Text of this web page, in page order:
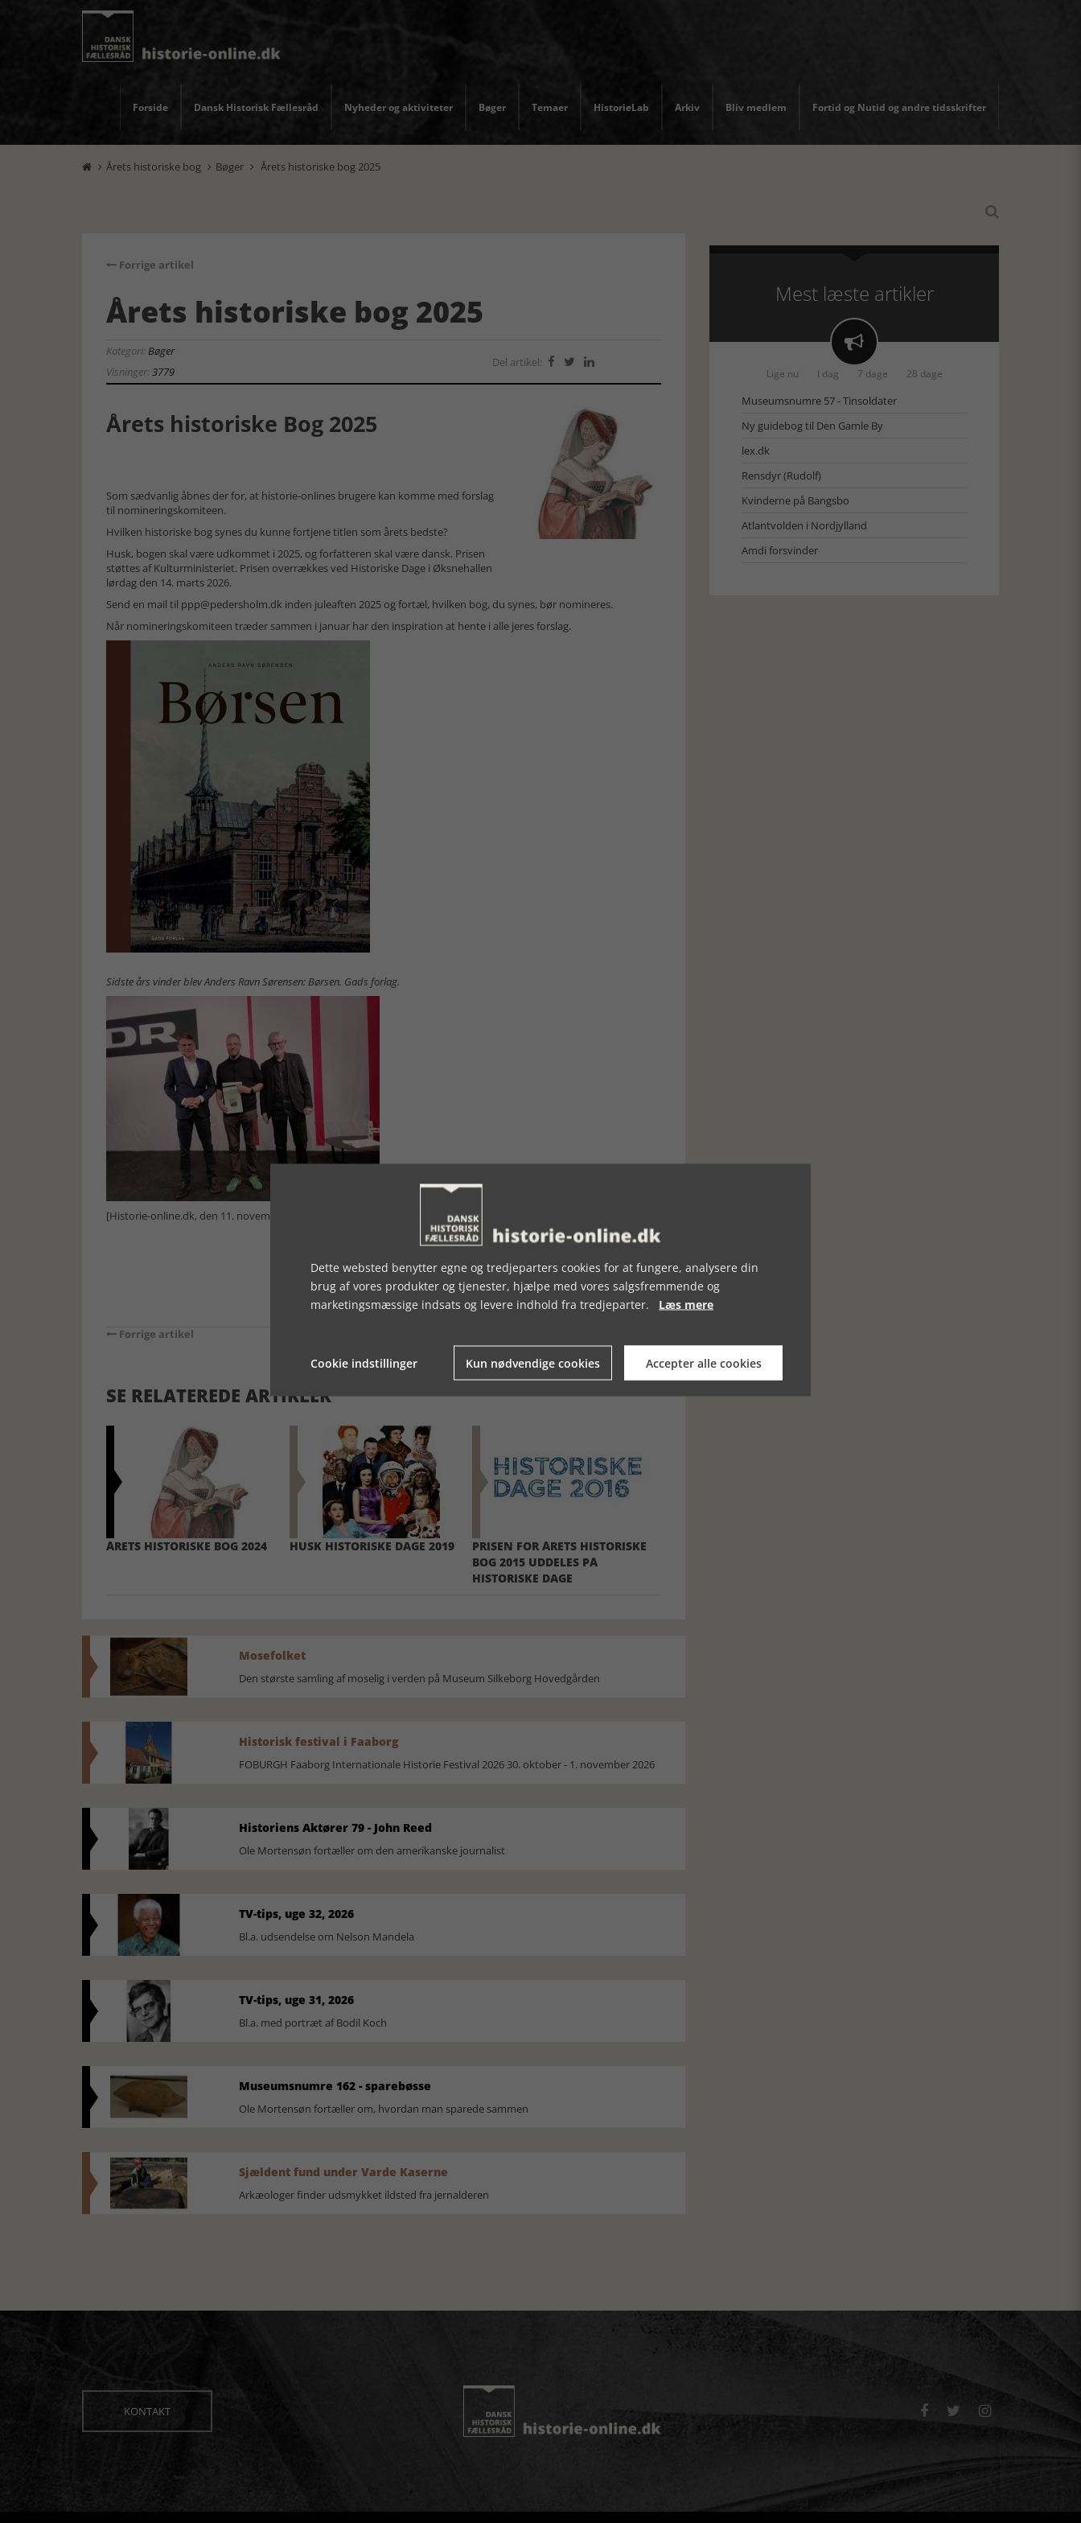
Forside Dansk Historisk Fællesråd Nyheder og aktiviteter Bøger Temaer HistorieLab Arkiv Bliv medlem Fortid og Nutid og andre tidsskrifter
 Årets historiske bog  Bøger  Årets historiske bog 2025

Forrige artikel
Årets historiske bog 2025
Kategori:Bøger
Visninger:3779
Del artikel:   
Årets historiske Bog 2025
Som sædvanlig åbnes der for, at historie-onlines brugere kan komme med forslag
til nomineringskomiteen.
Hvilken historiske bog synes du kunne fortjene titlen som årets bedste?
Husk, bogen skal være udkommet i 2025, og forfatteren skal være dansk. Prisen
støttes af Kulturministeriet. Prisen overrækkes ved Historiske Dage i Øksnehallen
lørdag den 14. marts 2026.
Send en mail til ppp@pedersholm.dk inden juleaften 2025 og fortæl, hvilken bog, du synes, bør nomineres.
Når nomineringskomiteen træder sammen i januar har den inspiration at hente i alle jeres forslag.
Sidste års vinder blev Anders Ravn Sørensen: Børsen. Gads forlag.
[Historie-online.dk, den 11. november 2025]
Forrige artikel
SE RELATEREDE ARTIKLER
ÅRETS HISTORISKE BOG 2024 HUSK HISTORISKE DAGE 2019
PRISEN FOR ÅRETS HISTORISKE
BOG 2015 UDDELES PÅ
HISTORISKE DAGE
Mosefolket
Den største samling af moselig i verden på Museum Silkeborg Hovedgården
Historisk festival i Faaborg
FOBURGH Faaborg Internationale Historie Festival 2026 30. oktober - 1. november 2026
Historiens Aktører 79 - John Reed
Ole Mortensøn fortæller om den amerikanske journalist
TV-tips, uge 32, 2026
Bl.a. udsendelse om Nelson Mandela
TV-tips, uge 31, 2026
Bl.a. med portræt af Bodil Koch
Museumsnumre 162 - sparebøsse
Ole Mortensøn fortæller om, hvordan man sparede sammen
Sjældent fund under Varde Kaserne
Arkæologer finder udsmykket ildsted fra jernalderen
Mest læste artikler

Lige nu I dag 7 dage 28 dage
Museumsnumre 57 - Tinsoldater
Ny guidebog til Den Gamle By
lex.dk
Rensdyr (Rudolf)
Kvinderne på Bangsbo
Atlantvolden i Nordjylland
Amdi forsvinder
KONTAKT   
Dette websted benytter egne og tredjeparters cookies for at fungere, analysere din
brug af vores produkter og tjenester, hjælpe med vores salgsfremmende og
marketingsmæssige indsats og levere indhold fra tredjeparter. Læs mere
Cookie indstillinger Kun nødvendige cookies Accepter alle cookies